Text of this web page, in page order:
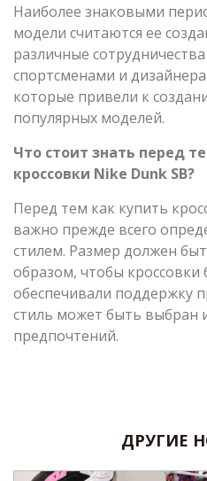
Наиболее знаковыми
модели считаются ее
различные
спортсменами и
которые привели к
популярных моделей.
Что стоит знать перед
кроссовки Nike Dunk SB?
Перед тем как купить
важно прежде всего
стилем. Размер должен
образом, чтобы
обеспечивали поддержку
стиль может быть выбран
предпочтений.
ДРУГИЕ